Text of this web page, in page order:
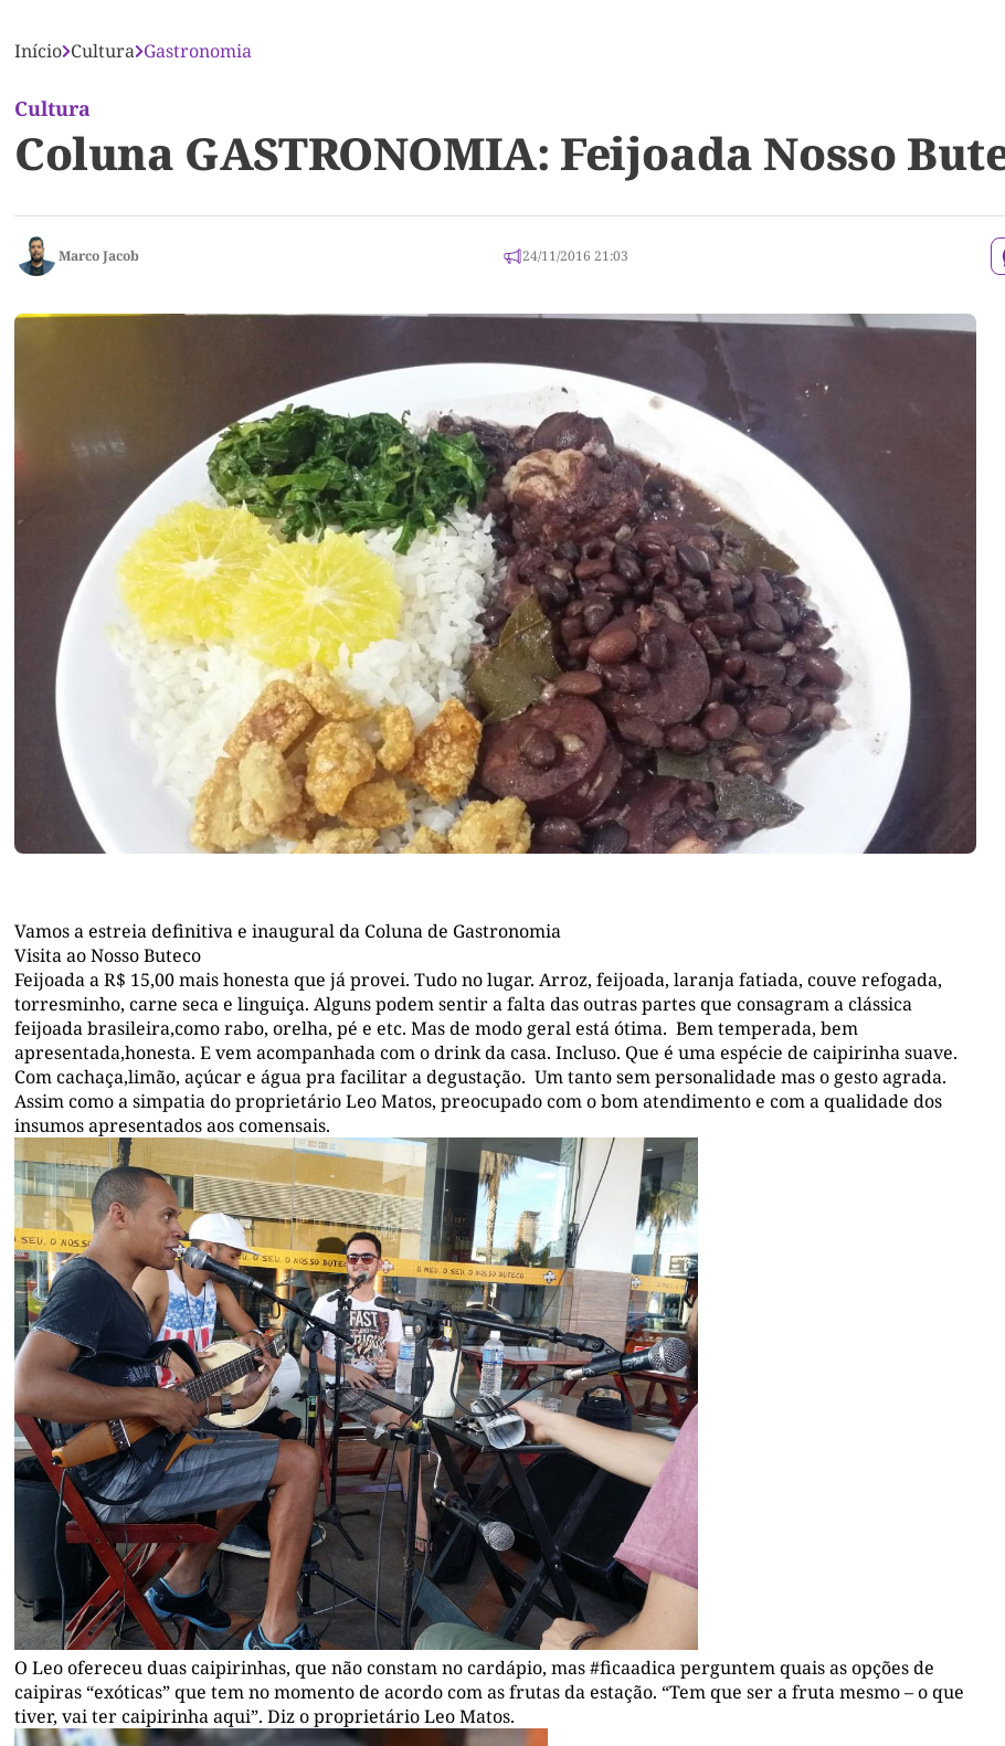
Início Cultura Gastronomia
Cultura
Coluna GASTRONOMIA: Feijoada Nosso
Marco Jacob 24/11/2016 21:03
Vamos a estreia definitiva e inaugural da Coluna de Gastronomia
Visita ao Nosso Buteco
Feijoada a R$ 15,00 mais honesta que já provei. Tudo no lugar. Arroz, feijoada, laranja fatiada, couve refogada,
torresminho, carne seca e linguiça. Alguns podem sentir a falta das outras partes que consagram a clássica
feijoada brasileira,como rabo, orelha, pé e etc. Mas de modo geral está ótima. Bem temperada, bem
apresentada,honesta. E vem acompanhada com o drink da casa. Incluso. Que é uma espécie de caipirinha suave.
Com cachaça,limão, açúcar e água pra facilitar a degustação. Um tanto sem personalidade mas o gesto agrada.
Assim como a simpatia do proprietário Leo Matos, preocupado com o bom atendimento e com a qualidade dos
insumos apresentados aos comensais.
O Leo ofereceu duas caipirinhas, que não constam no cardápio, mas #ficaadica perguntem quais as opções de
caipiras “exóticas” que tem no momento de acordo com as frutas da estação. “Tem que ser a fruta mesmo – o que
tiver, vai ter caipirinha aqui”. Diz o proprietário Leo Matos.